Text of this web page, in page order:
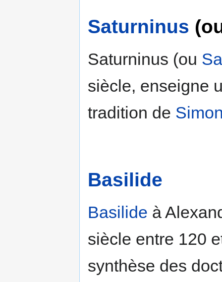
Saturninus
Saturninus (ou
siècle, enseigne
tradition de
Basilide
Basilide à
siècle entre 120
synthèse des